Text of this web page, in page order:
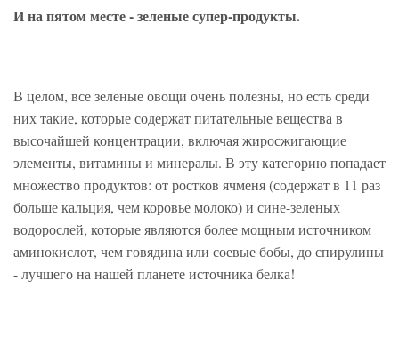
И на пятом месте - зеленые супер-продукты.
В целом, все зеленые овощи очень полезны, но есть среди
них такие, которые содержат питательные вещества в
высочайшей концентрации, включая жиросжигающие
элементы, витамины и минералы. В эту категорию попадает
множество продуктов: от ростков ячменя (содержат в 11 раз
больше кальция, чем коровье молоко) и сине-зеленых
водорослей, которые являются более мощным источником
аминокислот, чем говядина или соевые бобы, до спирулины
- лучшего на нашей планете источника белка!